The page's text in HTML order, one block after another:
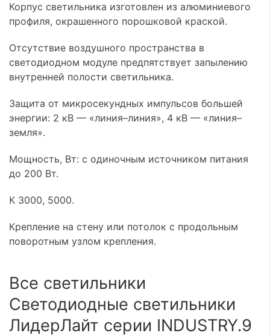
Корпус светильника изготовлен из алюминиевого
профиля, окрашенного порошковой краской.
Отсутствие воздушного пространства в
светодиодном модуле предпятствует запылению
внутренней полости светильника.
Защита от микросекундных импульсов большей
энергии: 2 кВ — «линия–линия», 4 кВ — «линия–
земля».
Мощность, Вт: с одиночным источником питания
до 200 Вт.
К 3000, 5000.
Крепление на стену или потолок с продольным
поворотным узлом крепления.
Все светильники
Светодиодные светильники
ЛидерЛайт серии INDUSTRY.9